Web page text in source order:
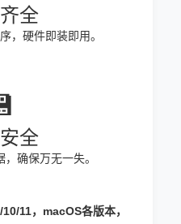
全
，硬件即装即用。
全
确保万无一失。
11，macOS各版本，